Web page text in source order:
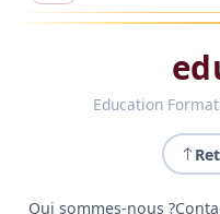
Education
Qui sommes-nous ?